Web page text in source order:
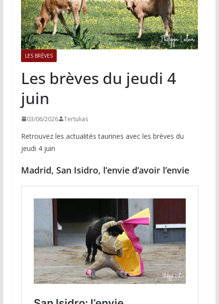
LES BRÈVES
Les brèves du jeudi 4
juin
03/06/2026 Tertulias
Retrouvez les actualités taurines avec les brèves du
jeudi 4 juin
Madrid, San Isidro, l’envie d’avoir l’envie